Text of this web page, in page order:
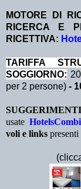
MOTORE DI
RICERCA E
RICETTIVA:
TA RIFFA
SOGGIORNO:
per 2 persone) -
usate
voli e links presenti